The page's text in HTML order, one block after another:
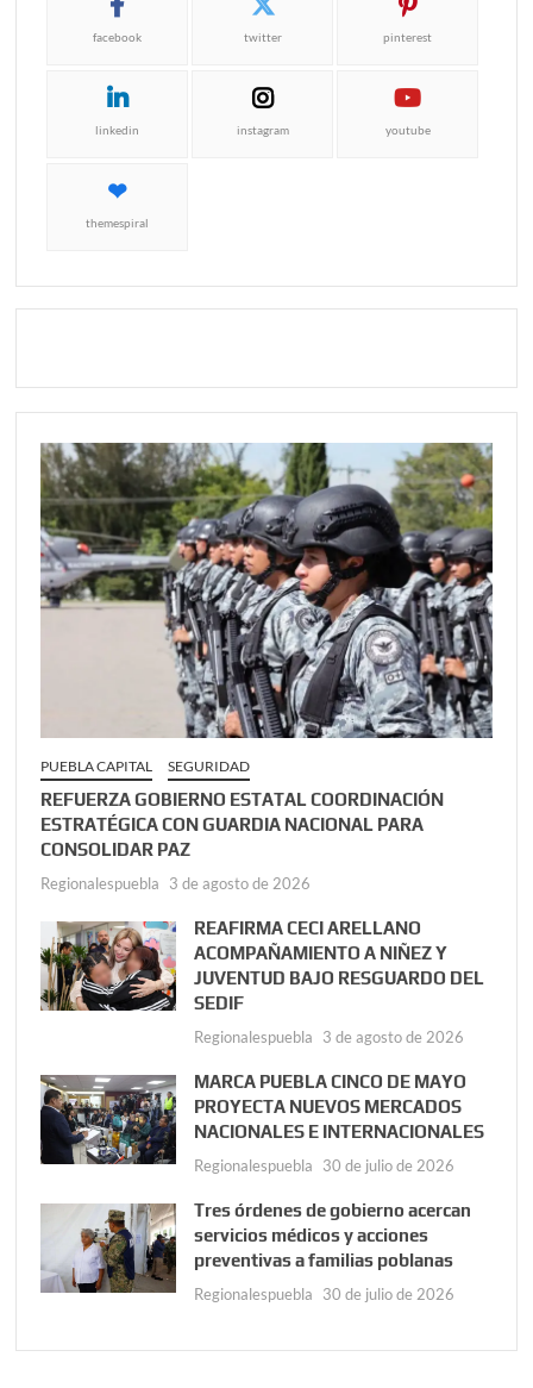
facebook twitter pinterest
linkedin instagram youtube
themespiral
PUEBLA CAPITAL SEGURIDAD
REFUERZA GOBIERNO ESTATAL COORDINACIÓN
ESTRATÉGICA CON GUARDIA NACIONAL PARA
CONSOLIDAR PAZ
Regionalespuebla 3 de agosto de 2026
REAFIRMA CECI ARELLANO
ACOMPAÑAMIENTO A NIÑEZ Y
JUVENTUD BAJO RESGUARDO DEL
SEDIF
Regionalespuebla 3 de agosto de 2026
MARCA PUEBLA CINCO DE MAYO
PROYECTA NUEVOS MERCADOS
NACIONALES E INTERNACIONALES
Regionalespuebla 30 de julio de 2026
Tres órdenes de gobierno acercan
servicios médicos y acciones
preventivas a familias poblanas
Regionalespuebla 30 de julio de 2026